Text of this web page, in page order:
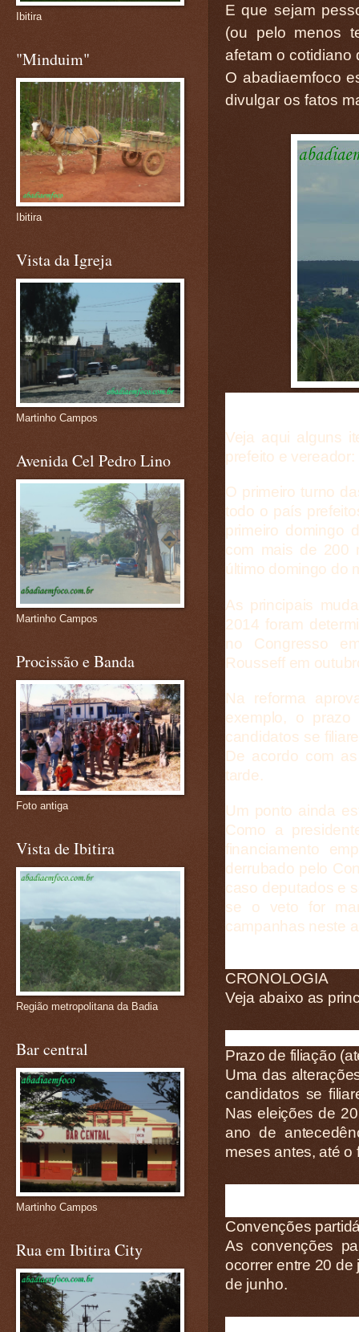
E que sejam
(ou pelo menos
afetam o cotidiano
O abadiaemfoco
divulgar os fatos
Veja aqui alguns
prefeito e vereador:
O primeiro turno
todo o país
primeiro domingo
com mais de 200
último domingo do
As principais
2014 foram
no Congresso
Rousseff em
Na reforma
exemplo, o
candidatos se
De acordo com
tarde.
Um ponto ainda
Como a
financiamento
derrubado pelo
caso deputados e
se o veto for
campanhas neste
CRONOLOGIA
Veja abaixo as
Prazo de filiação
Uma das
candidatos se
Nas eleições de
ano de
meses antes, até o
Convenções
As convenções
ocorrer entre 20 de
de junho.
Ibitira
"Minduim"
Ibitira
Vista da Igreja
Martinho Campos
Avenida Cel Pedro Lino
Martinho Campos
Procissão e Banda
Foto antiga
Vista de Ibitira
Região metropolitana da Badia
Bar central
Martinho Campos
Rua em Ibitira City